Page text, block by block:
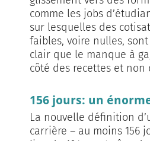
comme les jobs
sur lesquelles des
faibles, voire nulles,
clair que le manque à
côté des recettes et non
156 jours: un
La nouvelle définition
carrière – au moins 156